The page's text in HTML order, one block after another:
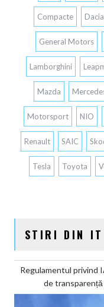
Compacte Dacia
General Motors
Lamborghini
Mazda
Motorsport NIO
Renault SAIC
Tesla Toyota
STIRI DIN IT
Regulamentul privind
de